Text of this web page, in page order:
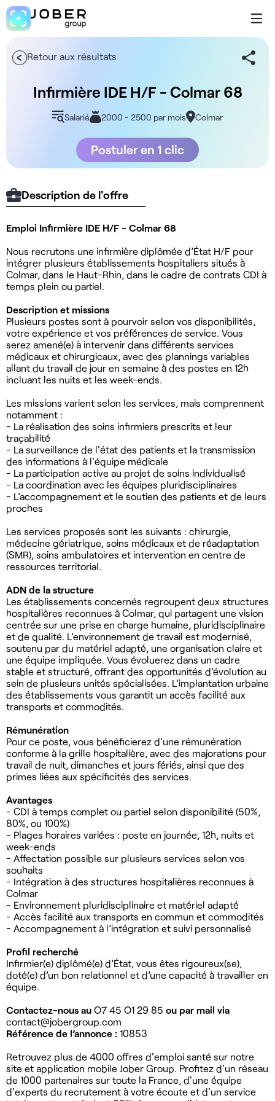
Retour aux résultats
Infirmière IDE H/F - Colmar 68
Salarié 2000 - 2500 par mois Colmar
Postuler en 1 clic
Description de l'offre
Emploi Infirmière IDE H/F - Colmar 68
Nous recrutons une infirmière diplômée d’État H/F pour
intégrer plusieurs établissements hospitaliers situés à
Colmar, dans le Haut-Rhin, dans le cadre de contrats CDI à
temps plein ou partiel.
Description et missions
Plusieurs postes sont à pourvoir selon vos disponibilités,
votre expérience et vos préférences de service. Vous
serez amené(e) à intervenir dans différents services
médicaux et chirurgicaux, avec des plannings variables
allant du travail de jour en semaine à des postes en 12h
incluant les nuits et les week-ends.
Les missions varient selon les services, mais comprennent
notamment :
- La réalisation des soins infirmiers prescrits et leur
traçabilité
- La surveillance de l'état des patients et la transmission
des informations à l'équipe médicale
- La participation active au projet de soins individualisé
- La coordination avec les équipes pluridisciplinaires
- L’accompagnement et le soutien des patients et de leurs
proches
Les services proposés sont les suivants : chirurgie,
médecine gériatrique, soins médicaux et de réadaptation
(SMR), soins ambulatoires et intervention en centre de
ressources territorial.
ADN de la structure
Les établissements concernés regroupent deux structures
hospitalières reconnues à Colmar, qui partagent une vision
centrée sur une prise en charge humaine, pluridisciplinaire
et de qualité. L’environnement de travail est modernisé,
soutenu par du matériel adapté, une organisation claire et
une équipe impliquée. Vous évoluerez dans un cadre
stable et structuré, offrant des opportunités d’évolution au
sein de plusieurs unités spécialisées. L’implantation urbaine
des établissements vous garantit un accès facilité aux
transports et commodités.
Rémunération
Pour ce poste, vous bénéficierez d'une rémunération
conforme à la grille hospitalière, avec des majorations pour
travail de nuit, dimanches et jours fériés, ainsi que des
primes liées aux spécificités des services.
Avantages
- CDI à temps complet ou partiel selon disponibilité (50%,
80%, ou 100%)
- Plages horaires variées : poste en journée, 12h, nuits et
week-ends
- Affectation possible sur plusieurs services selon vos
souhaits
- Intégration à des structures hospitalières reconnues à
Colmar
- Environnement pluridisciplinaire et matériel adapté
- Accès facilité aux transports en commun et commodités
- Accompagnement à l’intégration et suivi personnalisé
Profil recherché
Infirmier(e) diplômé(e) d’État, vous êtes rigoureux(se),
doté(e) d’un bon relationnel et d’une capacité à travailler en
équipe.
Contactez-nous au O7 45 O1 29 85 ou par mail via
contact@jobergroup.com
Référence de l’annonce : 10853
Retrouvez plus de 4000 offres d'emploi santé sur notre
site et application mobile Jober Group. Profitez d'un réseau
de 1000 partenaires sur toute la France, d'une équipe
d'experts du recrutement à votre écoute et d'un service